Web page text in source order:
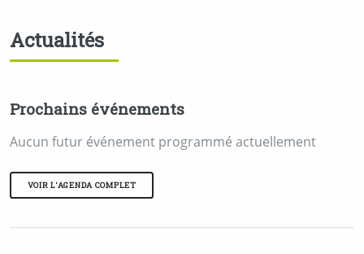
Actualités
Prochains événements
Aucun futur événement programmé actuellement
VOIR L'AGENDA COMPLET